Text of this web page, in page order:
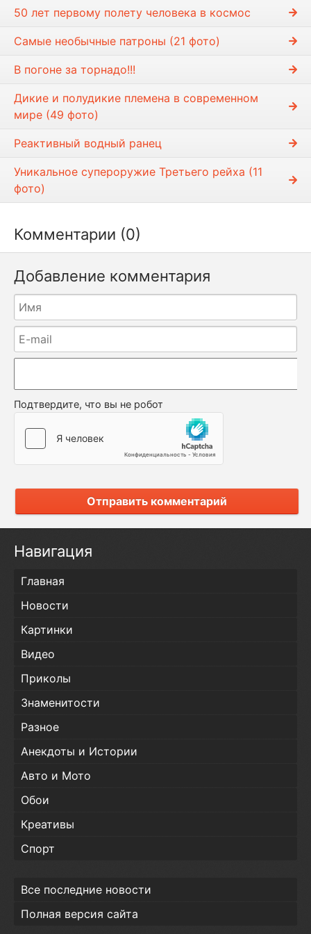
и
50 лет первому полету человека в космос
Самые необычные патроны (21 фото)
В погоне за торнадо!!!
Дикие и полудикие племена в современном
мире (49 фото)
Реактивный водный ранец
Уникальное супероружие Третьего рейха (11
фото)
Комментарии (0)
Добавление комментария
Подтвердите, что вы не робот
Отправить комментарий
Навигация
Главная
Новости
Картинки
Видео
Приколы
Знаменитости
Разное
Анекдоты и Истории
Авто и Мото
Обои
Креативы
Спорт
Все последние новости
Полная версия сайта